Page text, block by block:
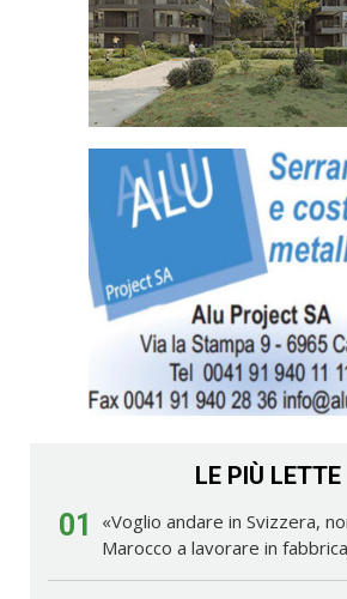
LE PIÙ LETTE
01
«Voglio andare in Svizzera,
Marocco a lavorare in